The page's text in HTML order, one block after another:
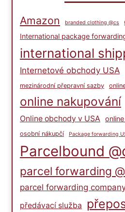
Amazon branded clothing @cs
International package
international
Internetové obchody USA
mezinárodní přepravní sazby
online nakupování
Online obchody v USA
osobní nákupčí Package forwarding
Parcelbound
parcel forwarding
parcel forwarding
předávací služba